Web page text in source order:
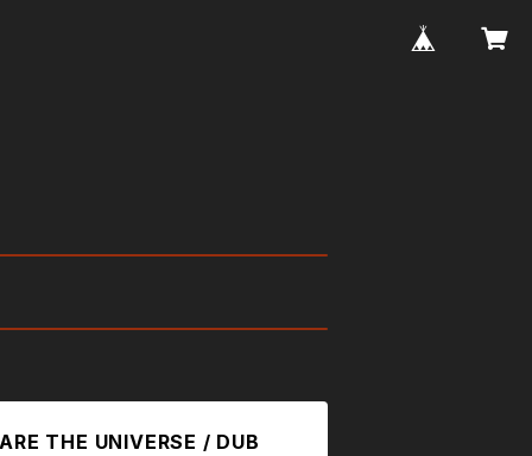
THE UNIVERSE / DUB